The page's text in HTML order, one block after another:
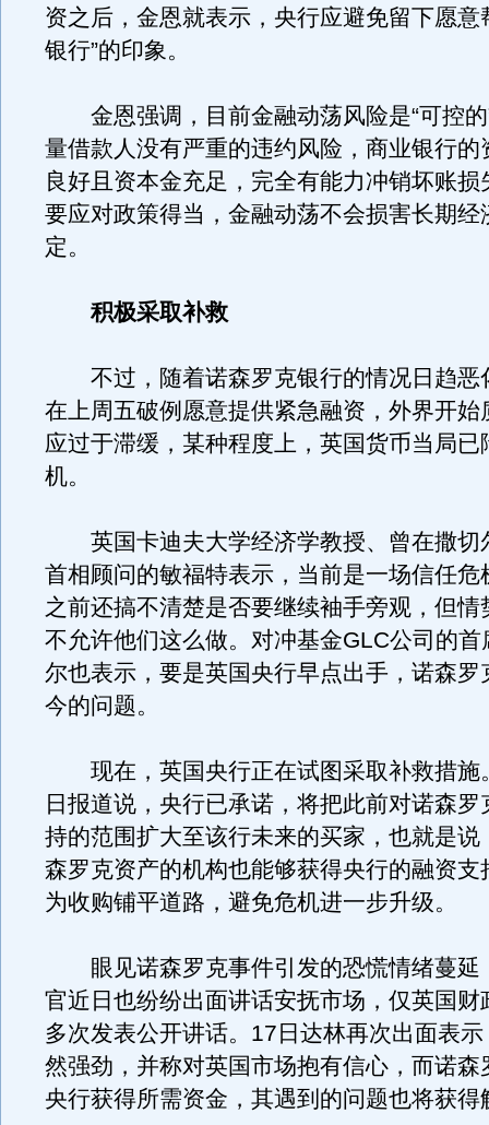
资之后，金恩就表示，央行应避免留下愿意
银行”的印象。
金恩强调，目前金融动荡风险是“可控的
量借款人没有严重的违约风险，商业银行的
良好且资本金充足，完全有能力冲销坏账损
要应对政策得当，金融动荡不会损害长期经
定。
积极采取补救
不过，随着诺森罗克银行的情况日趋恶
在上周五破例愿意提供紧急融资，外界开始
应过于滞缓，某种程度上，英国货币当局已
机。
英国卡迪夫大学经济学教授、曾在撒切
首相顾问的敏福特表示，当前是一场信任危
之前还搞不清楚是否要继续袖手旁观，但情
不允许他们这么做。对冲基金GLC公司的首
尔也表示，要是英国央行早点出手，诺森罗
今的问题。
现在，英国央行正在试图采取补救措施
日报道说，央行已承诺，将把此前对诺森罗
持的范围扩大至该行未来的买家，也就是说
森罗克资产的机构也能够获得央行的融资支
为收购铺平道路，避免危机进一步升级。
眼见诺森罗克事件引发的恐慌情绪蔓延
官近日也纷纷出面讲话安抚市场，仅英国财
多次发表公开讲话。17日达林再次出面表
然强劲，并称对英国市场抱有信心，而诺森
央行获得所需资金，其遇到的问题也将获得